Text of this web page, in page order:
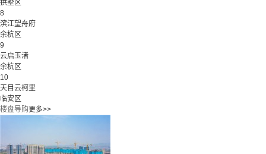
拱墅区
8
滨江望舟府
余杭区
9
云启玉渚
余杭区
10
天目云柯里
临安区
楼盘导购更多>>